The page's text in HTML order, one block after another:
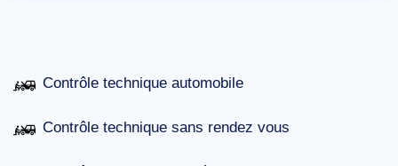
Contrôle technique automobile
Contrôle technique sans rendez vous